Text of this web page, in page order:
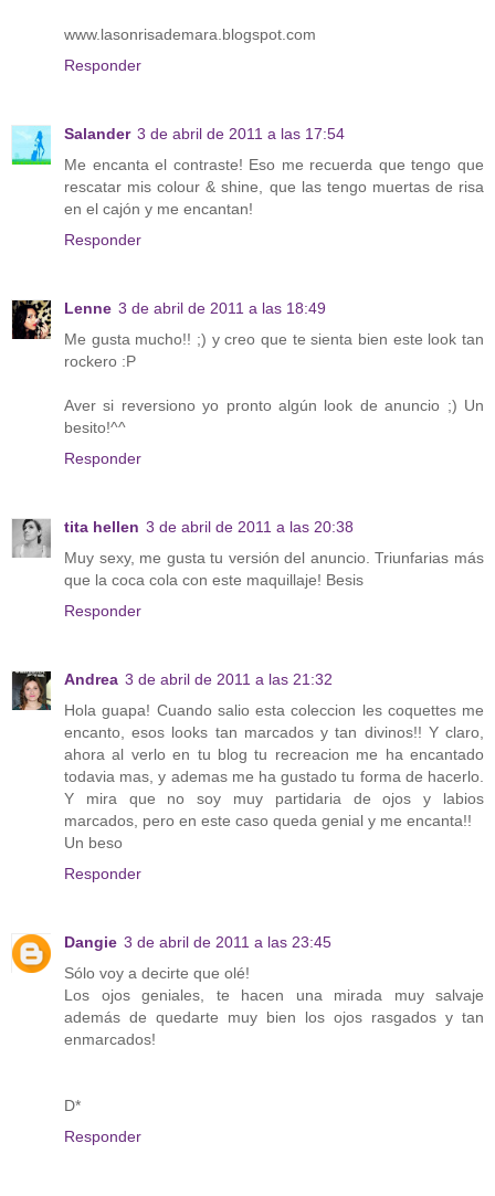
www.lasonrisademara.blogspot.com
Responder
Salander 3 de abril de 2011 a las 17:54
Me encanta el contraste! Eso me recuerda que tengo que
rescatar mis colour & shine, que las tengo muertas de risa
en el cajón y me encantan!
Responder
Lenne 3 de abril de 2011 a las 18:49
Me gusta mucho!! ;) y creo que te sienta bien este look tan
rockero :P
Aver si reversiono yo pronto algún look de anuncio ;) Un
besito!^^
Responder
tita hellen 3 de abril de 2011 a las 20:38
Muy sexy, me gusta tu versión del anuncio. Triunfarias más
que la coca cola con este maquillaje! Besis
Responder
Andrea 3 de abril de 2011 a las 21:32
Hola guapa! Cuando salio esta coleccion les coquettes me
encanto, esos looks tan marcados y tan divinos!! Y claro,
ahora al verlo en tu blog tu recreacion me ha encantado
todavia mas, y ademas me ha gustado tu forma de hacerlo.
Y mira que no soy muy partidaria de ojos y labios
marcados, pero en este caso queda genial y me encanta!!
Un beso
Responder
Dangie 3 de abril de 2011 a las 23:45
Sólo voy a decirte que olé!
Los ojos geniales, te hacen una mirada muy salvaje
además de quedarte muy bien los ojos rasgados y tan
enmarcados!
D*
Responder